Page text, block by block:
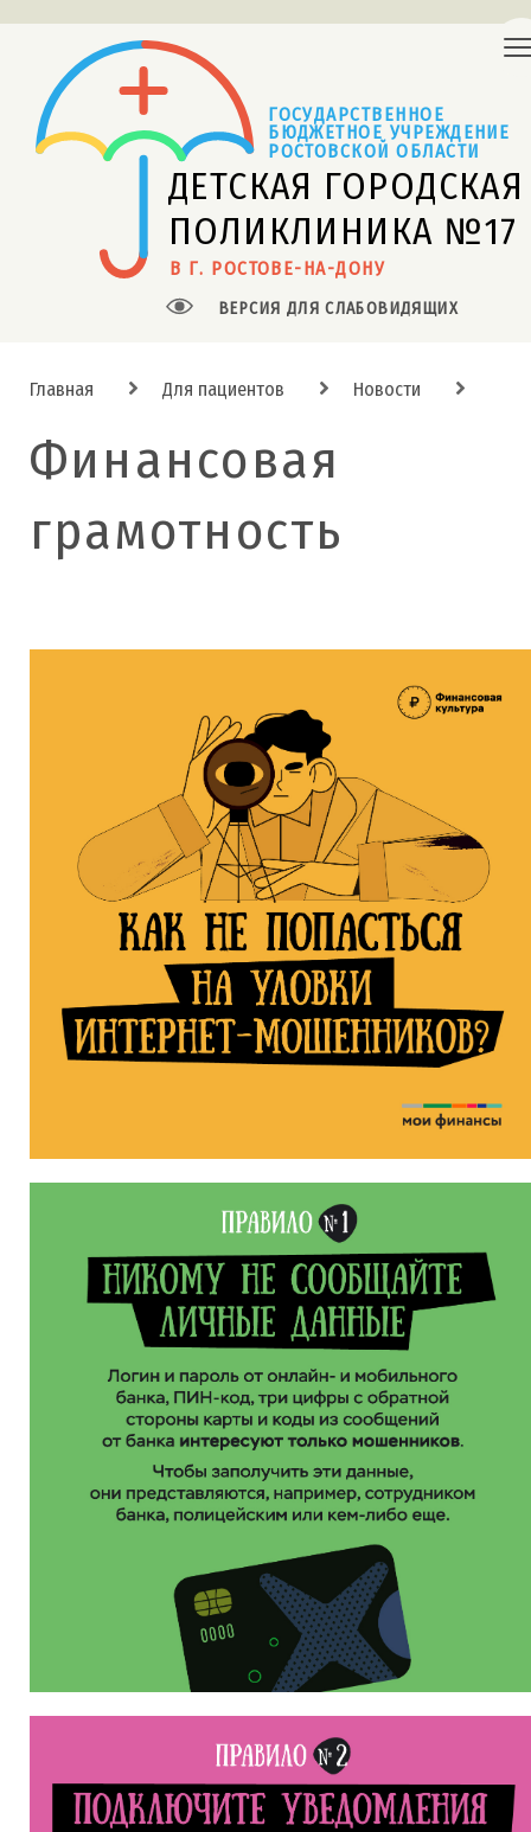
ДЕТСКАЯ
ПОЛИКЛИНИКА №17
ГОСУДАРСТВЕННОЕ
БЮДЖЕТНОЕ УЧРЕЖДЕНИЕ
РОСТОВСКОЙ ОБЛАСТИ
В Г. РОСТОВЕ-НА-ДОНУ
ВЕРСИЯ ДЛЯ СЛАБОВИДЯЩИХ
Главная Для пациентов Новости
Финансовая
грамотность